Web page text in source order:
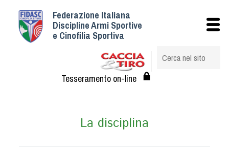
Federazione Italiana
Discipline Armi Sportive
e Cinofilia Sportiva
Tesseramento on-line
La disciplina
Istituzionale
Struttura
Albo Veterinari federali
Statuto e Regolamenti